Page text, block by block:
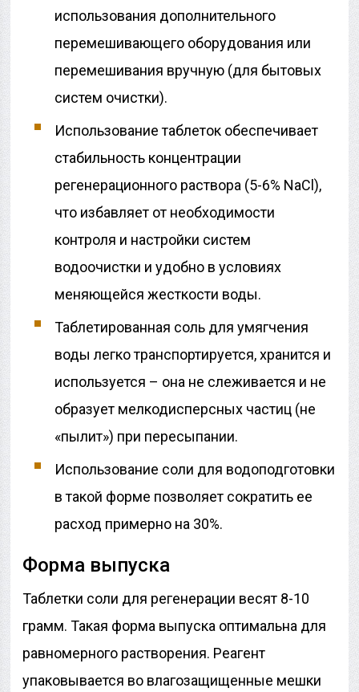
использования дополнительного
перемешивающего оборудования или
перемешивания вручную (для бытовых
систем очистки).
Использование таблеток обеспечивает
стабильность концентрации
регенерационного раствора (5-6% NaCl),
что избавляет от необходимости
контроля и настройки систем
водоочистки и удобно в условиях
меняющейся жесткости воды.
Таблетированная соль для умягчения
воды легко транспортируется, хранится и
используется – она не слеживается и не
образует мелкодисперсных частиц (не
«пылит») при пересыпании.
Использование соли для водоподготовки
в такой форме позволяет сократить ее
расход примерно на 30%.
Форма выпуска
Таблетки соли для регенерации весят 8-10
грамм. Такая форма выпуска оптимальна для
равномерного растворения. Реагент
упаковывается во влагозащищенные мешки